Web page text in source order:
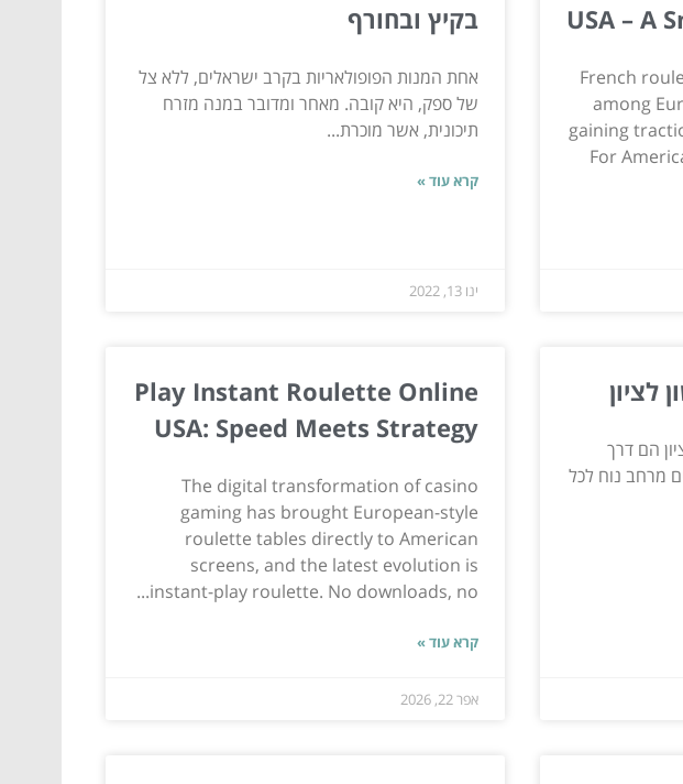
USA – A
French
among
gaining
For
בקיץ ובחורף
אחת המנות הפופולאריות בקרב ישראלים, ללא צל
של ספק, היא קובה. מאחר ומדובר במנה מזרח
תיכונית, אשר מוכרת...
קרא עוד »
ינו 13, 2022
לציון
הם דרך
מרחב נוח לכל
Play Instant Roulette Online
USA: Speed Meets Strategy
The digital transformation of casino
gaming has brought European-style
roulette tables directly to American
screens, and the latest evolution is
instant-play roulette. No downloads, no...
קרא עוד »
אפר 22, 2026